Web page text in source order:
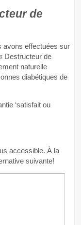
de
avons effectuées sur
Destructeur de
naturelle
diabétiques de
‘satisfait ou
accessible. À la
suivante!